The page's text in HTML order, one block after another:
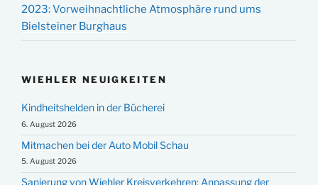
2023: Vorweihnachtliche Atmosphäre rund ums
Bielsteiner Burghaus
WIEHLER NEUIGKEITEN
Kindheitshelden in der Bücherei
6. August 2026
Mitmachen bei der Auto Mobil Schau
5. August 2026
Sanierung von Wiehler Kreisverkehren: Anpassung der